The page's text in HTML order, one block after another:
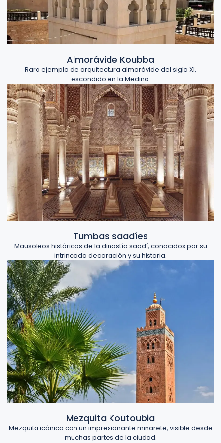
Almorávide Koubba
Raro ejemplo de arquitectura almorávide del siglo XI,
escondido en la Medina.
Tumbas saadíes
Mausoleos históricos de la dinastía saadí, conocidos por su
intrincada decoración y su historia.
Mezquita Koutoubia
Mezquita icónica con un impresionante minarete, visible desde
muchas partes de la ciudad.